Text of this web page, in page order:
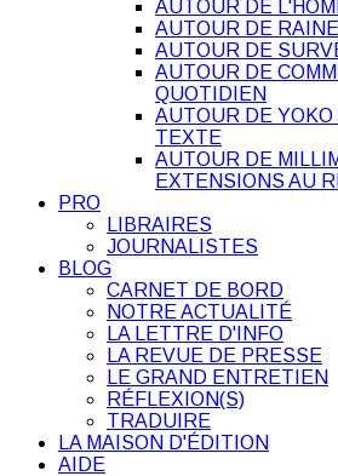
AUTOUR DE
AUTOUR DE
AUTOUR DE
AUTOUR DE
QUOTIDIEN
AUTOUR DE YOKO
TEXTE
AUTOUR DE
EXTENSIONS AU
PRO
LIBRAIRES
JOURNALISTES
BLOG
CARNET DE BORD
NOTRE ACTUALITÉ
LA LETTRE D'INFO
LA REVUE DE PRESSE
LE GRAND ENTRETIEN
RÉFLEXION(S)
TRADUIRE
LA MAISON D'ÉDITION
AIDE